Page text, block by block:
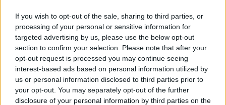
If you wish to opt-out of the sale, sharing to third parties, or
processing of your personal or sensitive information for
targeted advertising by us, please use the below opt-out
section to confirm your selection. Please note that after your
opt-out request is processed you may continue seeing
interest-based ads based on personal information utilized by
us or personal information disclosed to third parties prior to
your opt-out. You may separately opt-out of the further
disclosure of your personal information by third parties on the
chiederà gli straordinari sul difficile campo
dell'Atalanta. Freuler e De Roon sono una delle
cerniere di centrocampo meglio assortite della
Serie A, per cui è meglio evitare il venezuelano
per il prossimo week-end.
BIRSA- Qualche buono spunto (ma non
vincente) contro il Brescia, resta in vantaggio su